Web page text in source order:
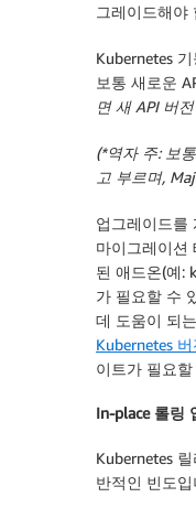
그레이드해야
Kubernetes
보통 새로운
면 새 API 버
(*역자 주: 보
고 부르며,
업그레이드를
마이그레이션
된 애드온(예:
가 필요할 수
데 도움이 되는
Kubernetes
이트가 필요
In-place 롤링
Kubernetes
반적인 빈도입